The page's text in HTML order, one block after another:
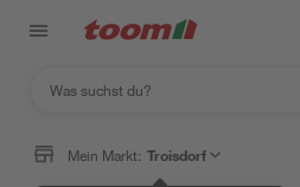
Mein Markt: Troisdorf